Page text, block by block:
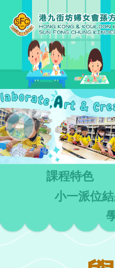
Previous
課程特色
小一派位